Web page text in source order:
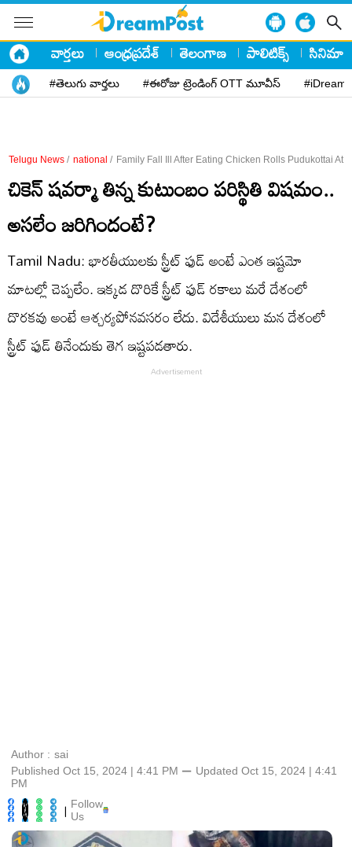
వార్తలు ఆంధ్రప్రదేశ్ తెలంగాణ పాలిటిక్స్ సినిమా
#తెలుగు వార్తలు #ఈరోజు ట్రెండింగ్ OTT మూవీస్
Telugu News / national / Family Fall Ill After Eating Chicken Rolls Pudukottai At
చికెన్ షవర్మా తిన్న కుటుంబం పరిస్థితి విషమం..
అసలేం జరిగిందంటే?
Tamil Nadu: భారతీయులకు స్ట్రీట్ ఫుడ్ అంటే ఎంత ఇష్టమో
మాటల్లో చెప్పలేం. ఇక్కడ దొరికే స్ట్రీట్ ఫుడ్ రకాలు మరే దేశంలో
దొరకవు అంటే ఆశ్చర్యపోనవసరం లేదు. విదేశీయులు మన దేశంలో
స్ట్రీట్ ఫుడ్ తినేందుకు తెగ ఇష్టపడతారు.
Author : sai
Published Oct 15, 2024 | 4:41 PM ⚊ Updated Oct 15, 2024 | 4:41
PM
| Follow
Us